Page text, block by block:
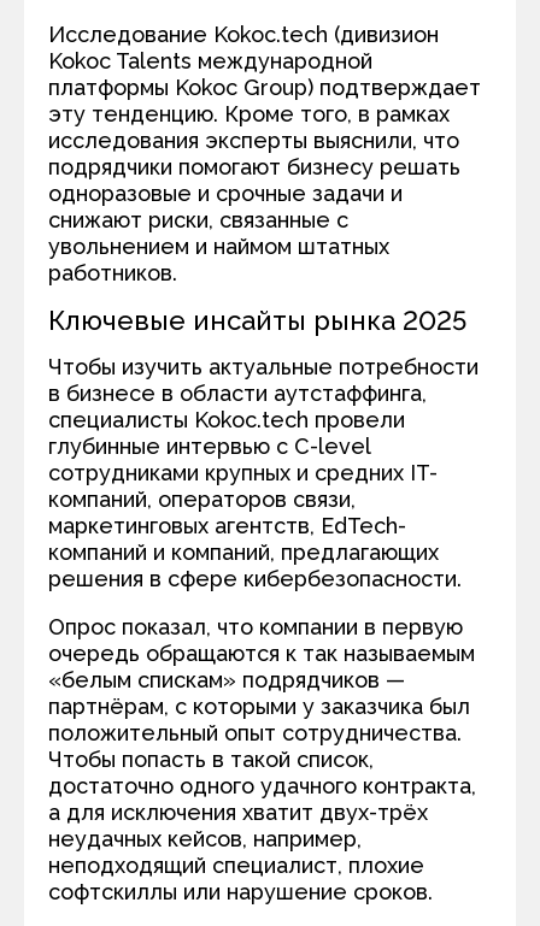
Исследование Kokoc.tech (дивизион
Kokoc Talents международной
платформы Kokoc Group) подтверждает
эту тенденцию. Кроме того, в рамках
исследования эксперты выяснили, что
подрядчики помогают бизнесу решать
одноразовые и срочные задачи и
снижают риски, связанные с
увольнением и наймом штатных
работников.
Ключевые инсайты рынка 2025
Чтобы изучить актуальные потребности
в бизнесе в области аутстаффинга,
специалисты Kokoc.tech провели
глубинные интервью с С-level
сотрудниками крупных и средних IT-
компаний, операторов связи,
маркетинговых агентств, EdTech-
компаний и компаний, предлагающих
решения в сфере кибербезопасности.
Опрос показал, что компании в первую
очередь обращаются к так называемым
«белым спискам» подрядчиков —
партнёрам, с которыми у заказчика был
положительный опыт сотрудничества.
Чтобы попасть в такой список,
достаточно одного удачного контракта,
а для исключения хватит двух-трёх
неудачных кейсов, например,
неподходящий специалист, плохие
софтскиллы или нарушение сроков.